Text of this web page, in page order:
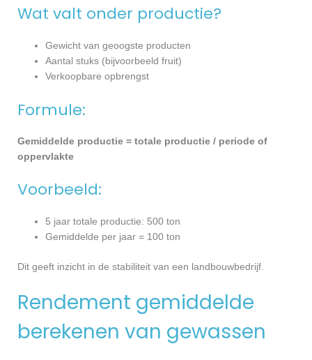
Wat valt onder productie?
Gewicht van geoogste producten
Aantal stuks (bijvoorbeeld fruit)
Verkoopbare opbrengst
Formule:
Gemiddelde productie = totale productie / periode of
oppervlakte
Voorbeeld:
5 jaar totale productie: 500 ton
Gemiddelde per jaar = 100 ton
Dit geeft inzicht in de stabiliteit van een landbouwbedrijf.
Rendement gemiddelde
berekenen van gewassen